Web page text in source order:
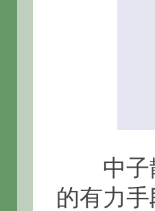
中子散
的有力